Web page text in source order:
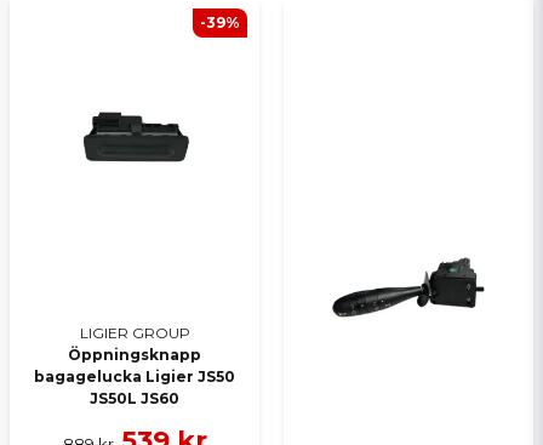
LIGIER GROUP
Öppningsknapp
bagagelucka Ligier JS50
JS50L JS60
-39%